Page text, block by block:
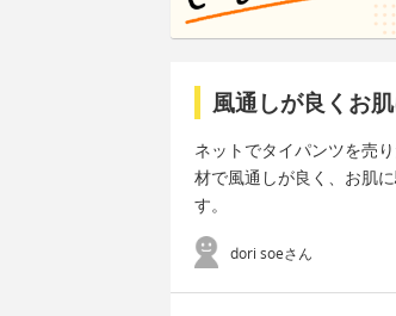
風通しが良くお
ネットでタイパンツを売
材で風通しが良く、お肌
す。
dori soeさん